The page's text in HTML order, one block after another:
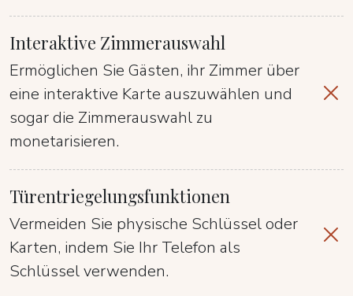
Interaktive Zimmerauswahl
Ermöglichen Sie Gästen, ihr Zimmer über
eine interaktive Karte auszuwählen und
sogar die Zimmerauswahl zu
monetarisieren.
Türentriegelungsfunktionen
Vermeiden Sie physische Schlüssel oder
Karten, indem Sie Ihr Telefon als
Schlüssel verwenden.